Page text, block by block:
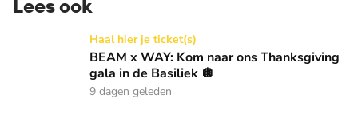
Lees ook
BEAM x WAY: Kom naar ons Thanksgiving gala in de
Haal hier je ticket(s)
BEAM x WAY: Kom naar ons Thanksgiving
gala in de Basiliek 🪩
9 dagen geleden